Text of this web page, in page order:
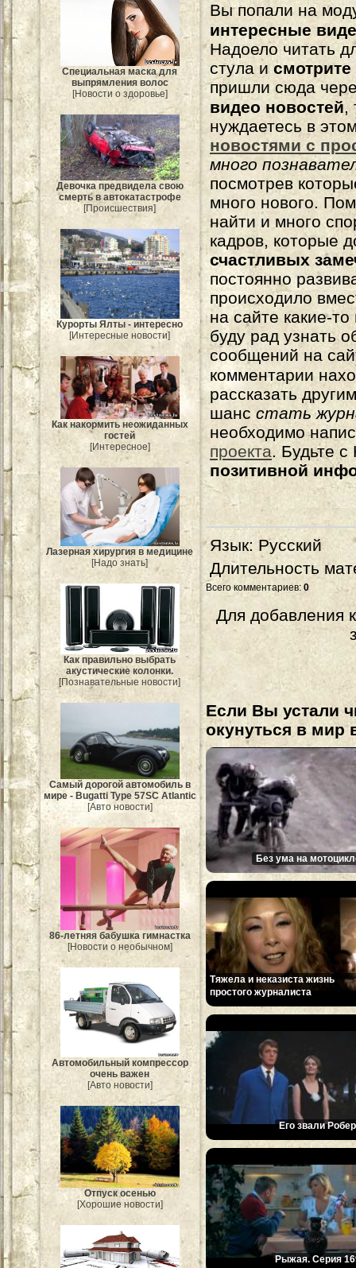
Специальная маска для
выпрямления волос
[Новости о здоровье]
Девочка предвидела свою
смерть в автокатастрофе
[Происшествия]
Курорты Ялты - интересно
[Интересные новости]
Как накормить неожиданных
гостей
[Интересное]
Лазерная хирургия в медицине
[Надо знать]
Как правильно выбрать
акустические колонки.
[Познавательные новости]
Самый дорогой автомобиль в
мире - Bugatti Type 57SC Atlantic
[Авто новости]
86-летняя бабушка гимнастка
[Новости о необычном]
Автомобильный компрессор
очень важен
[Авто новости]
Отпуск осенью
[Хорошие новости]
Вы попали на
интересные
Надоело читать
стула и
пришли сюда
видео новостей,
нуждаетесь в
новостями с
много
посмотрев
много нового.
найти и много
кадров, которые
счастливых
постоянно
происходило
на сайте какие-
буду рад узнать
сообщений на
комментарии
рассказать
шанс стать
необходимо
проекта. Будьте
позитивной
Язык: Русский
Длительность
Всего комментариев: 0
Для добавления
Если Вы устали
окунуться в мир
Без ума на
Тяжела и неказиста жизнь
простого журналиста
Его звали
Рыжая. Серия